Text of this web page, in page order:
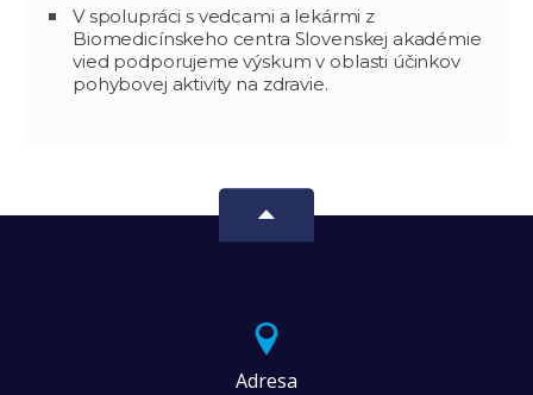
V spolupráci s vedcami a lekármi z
Biomedicínskeho centra Slovenskej akadémie
vied podporujeme výskum v oblasti účinkov
pohybovej aktivity na zdravie.
Adresa